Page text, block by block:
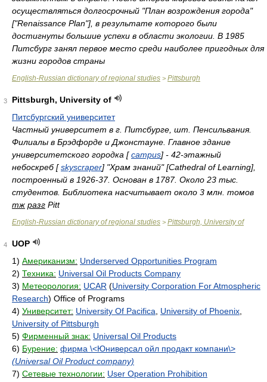
осуществляться долгосрочный "План возрождения города"
["Renaissance Plan"], в результате которого были
достигнуты большие успехи в области экологии. В 1985
Питсбург занял первое место среди наиболее пригодных для
жизни городов страны
English-Russian dictionary of regional studies > Pittsburgh
3
Pittsburgh, University of
Питсбургский университет
Частный университет в г. Питсбурге, шт. Пенсильвания.
Филиалы в Брэдфорде и Джонстауне. Главное здание
университетского городка [campus] - 42-этажный
небоскреб [skyscraper] "Храм знаний" [Cathedral of Learning],
построенный в 1926-37. Основан в 1787. Около 23 тыс.
студентов. Библиотека насчитывает около 3 млн. томов
тж разг Pitt
English-Russian dictionary of regional studies > Pittsburgh, University of
4
UOP
1) Американизм: Underserved Opportunities Program
2) Техника: Universal Oil Products Company
3) Метеорология: UCAR (University Corporation For Atmospheric
Research) Office of Programs
4) Университет: University Of Pacifica University of Phoenix
University of Pittsburgh
5) Фирменный знак: Universal Oil Products
6) Бурение: фирма \<Юниверсал ойл продакт компани\>
(Universal Oil Product company)
7) Сетевые технологии: User Operation Prohibition